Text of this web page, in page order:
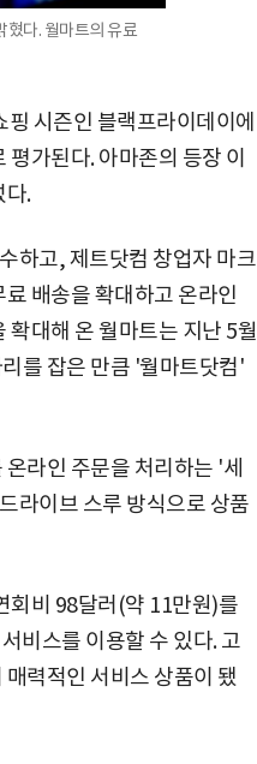
다. 월마트의 유료
시즌인 블랙프라이데이에
가된다. 아마존의 등장 이
다.
하고, 제트닷컴 창업자 마크
배송을 확대하고 온라인
대해 온 월마트는 지난 5월
를 잡은 만큼 '월마트닷컴'
라인 주문을 처리하는 '세
라이브 스루 방식으로 상품
회비 98달러(약 11만원)를
비스를 이용할 수 있다. 고
력적인 서비스 상품이 됐